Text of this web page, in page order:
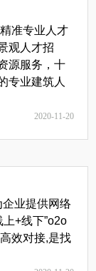
准专业人才
观人才招
源服务，十
专业建筑人
2020-11-20
业提供网络
+线下”o2o
效对接,是找